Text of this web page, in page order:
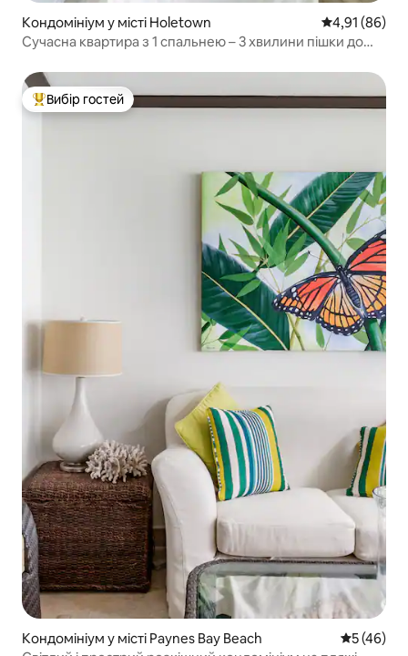
Кондомініум у місті Holetown Середня
4,91 (86)
Сучасна квартира з 1 спальнею – 3 хвилини пішки до
Топ вибір гостей
Вибір гостей
Кондомініум у місті Paynes Bay Beach Середня
5 (46)